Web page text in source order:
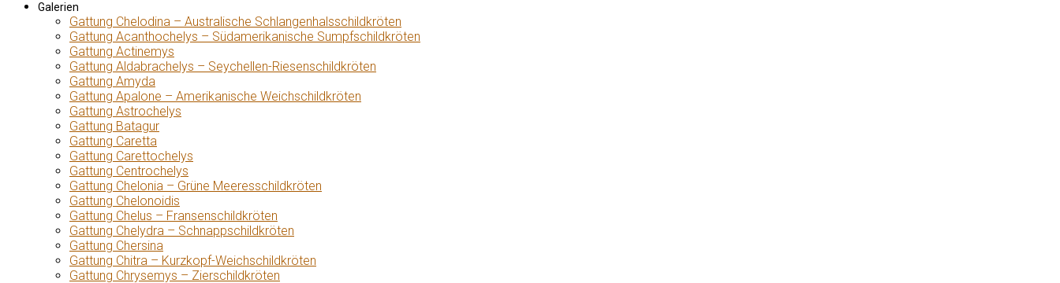
Galerien
Gattung Chelodina – Australische Schlangenhalsschildkröten
Gattung Acanthochelys – Südamerikanische Sumpfschildkröten
Gattung Actinemys
Gattung Aldabrachelys – Seychellen-Riesenschildkröten
Gattung Amyda
Gattung Apalone – Amerikanische Weichschildkröten
Gattung Astrochelys
Gattung Batagur
Gattung Caretta
Gattung Carettochelys
Gattung Centrochelys
Gattung Chelonia – Grüne Meeresschildkröten
Gattung Chelonoidis
Gattung Chelus – Fransenschildkröten
Gattung Chelydra – Schnappschildkröten
Gattung Chersina
Gattung Chitra – Kurzkopf-Weichschildkröten
Gattung Chrysemys – Zierschildkröten